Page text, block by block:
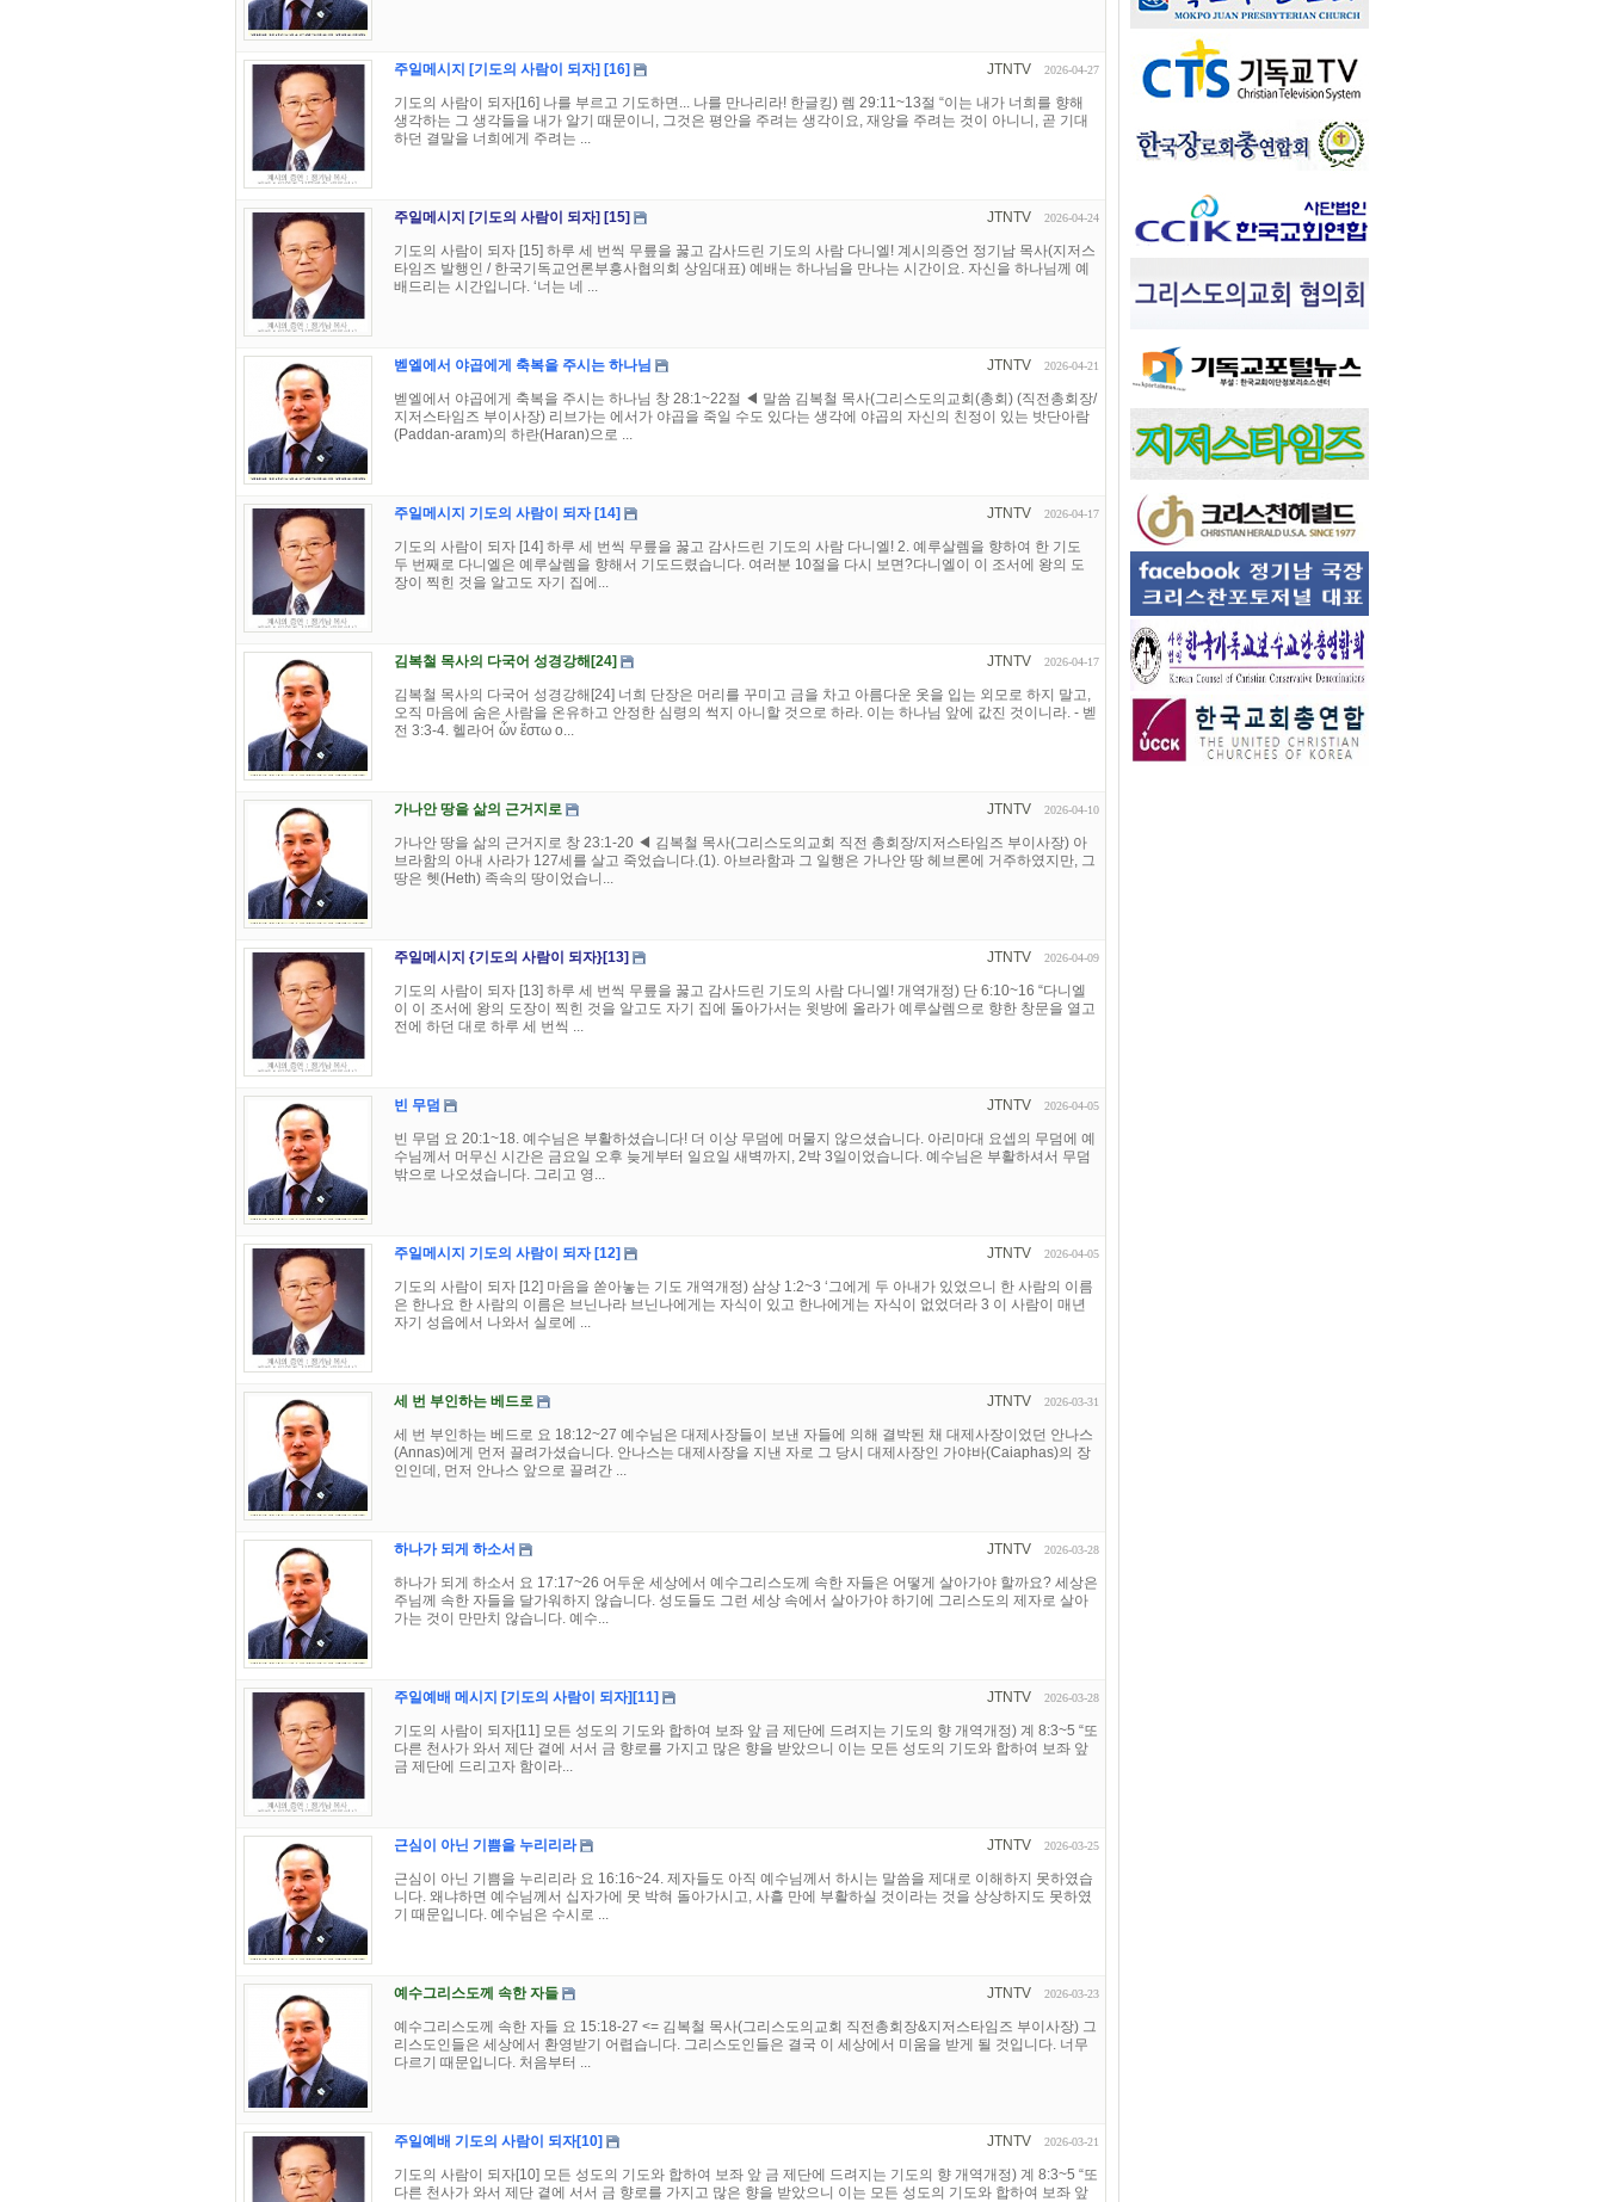
주일메시지 [기도의 사람이 되자] [16] JTNTV 2026-04-27
기도의 사람이 되자[16] 나를 부르고 기도하면... 나를 만나리라! 한글킹) 렘 29:11~13절 “이는 내가 너희를 향해
생각하는 그 생각들을 내가 알기 때문이니, 그것은 평안을 주려는 생각이요, 재앙을 주려는 것이 아니니, 곧 기대
하던 결말을 너희에게 주려는 ...
주일메시지 [기도의 사람이 되자] [15] JTNTV 2026-04-24
기도의 사람이 되자 [15] 하루 세 번씩 무릎을 꿇고 감사드린 기도의 사람 다니엘! 계시의증언 정기남 목사(지저스
타임즈 발행인 / 한국기독교언론부흥사협의회 상임대표) 예배는 하나님을 만나는 시간이요. 자신을 하나님께 예
배드리는 시간입니다. ‘너는 네 ...
벧엘에서 야곱에게 축복을 주시는 하나님 JTNTV 2026-04-21
벧엘에서 야곱에게 축복을 주시는 하나님 창 28:1~22절 ◀ 말씀 김복철 목사(그리스도의교회(총회) (직전총회장/
지저스타임즈 부이사장) 리브가는 에서가 야곱을 죽일 수도 있다는 생각에 야곱의 자신의 친정이 있는 밧단아람
(Paddan-aram)의 하란(Haran)으로 ...
주일메시지 기도의 사람이 되자 [14] JTNTV 2026-04-17
기도의 사람이 되자 [14] 하루 세 번씩 무릎을 꿇고 감사드린 기도의 사람 다니엘! 2. 예루살렘을 향하여 한 기도
두 번째로 다니엘은 예루살렘을 향해서 기도드렸습니다. 여러분 10절을 다시 보면?다니엘이 이 조서에 왕의 도
장이 찍힌 것을 알고도 자기 집에...
김복철 목사의 다국어 성경강해[24] JTNTV 2026-04-17
김복철 목사의 다국어 성경강해[24] 너희 단장은 머리를 꾸미고 금을 차고 아름다운 옷을 입는 외모로 하지 말고,
오직 마음에 숨은 사람을 온유하고 안정한 심령의 썩지 아니할 것으로 하라. 이는 하나님 앞에 값진 것이니라. - 벧
전 3:3-4. 헬라어 ὧν ἔστω ο...
가나안 땅을 삶의 근거지로 JTNTV 2026-04-10
가나안 땅을 삶의 근거지로 창 23:1-20 ◀ 김복철 목사(그리스도의교회 직전 총회장/지저스타임즈 부이사장) 아
브라함의 아내 사라가 127세를 살고 죽었습니다.(1). 아브라함과 그 일행은 가나안 땅 헤브론에 거주하였지만, 그
땅은 헷(Heth) 족속의 땅이었습니...
주일메시지 {기도의 사람이 되자}[13] JTNTV 2026-04-09
기도의 사람이 되자 [13] 하루 세 번씩 무릎을 꿇고 감사드린 기도의 사람 다니엘! 개역개정) 단 6:10~16 “다니엘
이 이 조서에 왕의 도장이 찍힌 것을 알고도 자기 집에 돌아가서는 윗방에 올라가 예루살렘으로 향한 창문을 열고
전에 하던 대로 하루 세 번씩 ...
빈 무덤 JTNTV 2026-04-05
빈 무덤 요 20:1~18. 예수님은 부활하셨습니다! 더 이상 무덤에 머물지 않으셨습니다. 아리마대 요셉의 무덤에 예
수님께서 머무신 시간은 금요일 오후 늦게부터 일요일 새벽까지, 2박 3일이었습니다. 예수님은 부활하셔서 무덤
밖으로 나오셨습니다. 그리고 영...
주일메시지 기도의 사람이 되자 [12] JTNTV 2026-04-05
기도의 사람이 되자 [12] 마음을 쏟아놓는 기도 개역개정) 삼상 1:2~3 ‘그에게 두 아내가 있었으니 한 사람의 이름
은 한나요 한 사람의 이름은 브닌나라 브닌나에게는 자식이 있고 한나에게는 자식이 없었더라 3 이 사람이 매년
자기 성읍에서 나와서 실로에 ...
세 번 부인하는 베드로 JTNTV 2026-03-31
세 번 부인하는 베드로 요 18:12~27 예수님은 대제사장들이 보낸 자들에 의해 결박된 채 대제사장이었던 안나스
(Annas)에게 먼저 끌려가셨습니다. 안나스는 대제사장을 지낸 자로 그 당시 대제사장인 가야바(Caiaphas)의 장
인인데, 먼저 안나스 앞으로 끌려간 ...
하나가 되게 하소서 JTNTV 2026-03-28
하나가 되게 하소서 요 17:17~26 어두운 세상에서 예수그리스도께 속한 자들은 어떻게 살아가야 할까요? 세상은
주님께 속한 자들을 달가워하지 않습니다. 성도들도 그런 세상 속에서 살아가야 하기에 그리스도의 제자로 살아
가는 것이 만만치 않습니다. 예수...
주일예배 메시지 [기도의 사람이 되자][11] JTNTV 2026-03-28
기도의 사람이 되자[11] 모든 성도의 기도와 합하여 보좌 앞 금 제단에 드려지는 기도의 향 개역개정) 계 8:3~5 “또
다른 천사가 와서 제단 곁에 서서 금 향로를 가지고 많은 향을 받았으니 이는 모든 성도의 기도와 합하여 보좌 앞
금 제단에 드리고자 함이라...
근심이 아닌 기쁨을 누리리라 JTNTV 2026-03-25
근심이 아닌 기쁨을 누리리라 요 16:16~24. 제자들도 아직 예수님께서 하시는 말씀을 제대로 이해하지 못하였습
니다. 왜냐하면 예수님께서 십자가에 못 박혀 돌아가시고, 사흘 만에 부활하실 것이라는 것을 상상하지도 못하였
기 때문입니다. 예수님은 수시로 ...
예수그리스도께 속한 자들 JTNTV 2026-03-23
예수그리스도께 속한 자들 요 15:18-27 <= 김복철 목사(그리스도의교회 직전총회장&지저스타임즈 부이사장) 그
리스도인들은 세상에서 환영받기 어렵습니다. 그리스도인들은 결국 이 세상에서 미움을 받게 될 것입니다. 너무
다르기 때문입니다. 처음부터 ...
주일예배 기도의 사람이 되자[10] JTNTV 2026-03-21
기도의 사람이 되자[10] 모든 성도의 기도와 합하여 보좌 앞 금 제단에 드려지는 기도의 향 개역개정) 계 8:3~5 “또
다른 천사가 와서 제단 곁에 서서 금 향로를 가지고 많은 향을 받았으니 이는 모든 성도의 기도와 합하여 보좌 앞